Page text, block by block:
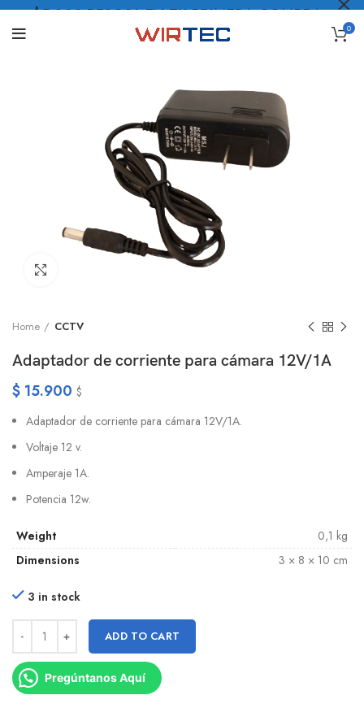
0
Home CCTV
Adaptador de corriente para cámara 12V/1A
$ 15.900 $
Adaptador de corriente para cámara 12V/1A.
Voltaje 12 v.
Amperaje 1A.
Potencia 12w.
Weight
0,1 kg
Dimensions
3 × 8 × 10 cm
3 in stock
ADD TO CART
Pregúntanos Aquí
$5.000 PESOS* EN TU PRIMERA COMPRA